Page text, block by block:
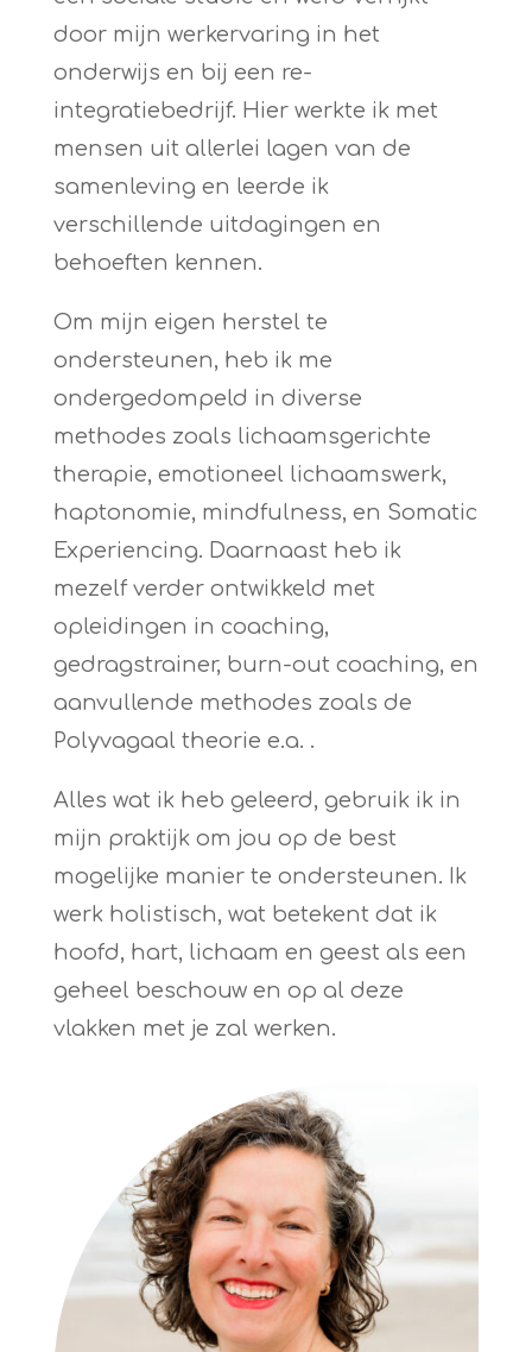
door mijn werkervaring in het
onderwijs en bij een re-
integratiebedrijf. Hier werkte ik met
mensen uit allerlei lagen van de
samenleving en leerde ik
verschillende uitdagingen en
behoeften kennen.
Om mijn eigen herstel te
ondersteunen, heb ik me
ondergedompeld in diverse
methodes zoals lichaamsgerichte
therapie, emotioneel lichaamswerk,
haptonomie, mindfulness, en Somatic
Experiencing. Daarnaast heb ik
mezelf verder ontwikkeld met
opleidingen in coaching,
gedragstrainer, burn-out coaching, en
aanvullende methodes zoals de
Polyvagaal theorie e.a. .
Alles wat ik heb geleerd, gebruik ik in
mijn praktijk om jou op de best
mogelijke manier te ondersteunen. Ik
werk holistisch, wat betekent dat ik
hoofd, hart, lichaam en geest als een
geheel beschouw en op al deze
vlakken met je zal werken.